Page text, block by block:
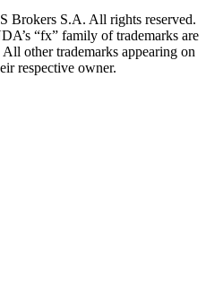
S.A. All rights reserved.
“fx” family of trademarks are
other trademarks appearing on
respective owner.